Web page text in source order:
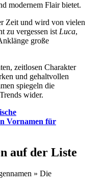
modernem Flair bietet.
Zeit und wird von vielen
zu vergessen ist Luca,
große
zeitlosen Charakter
und gehaltvollen
spiegeln die
wider.
Vornamen für
auf der Liste